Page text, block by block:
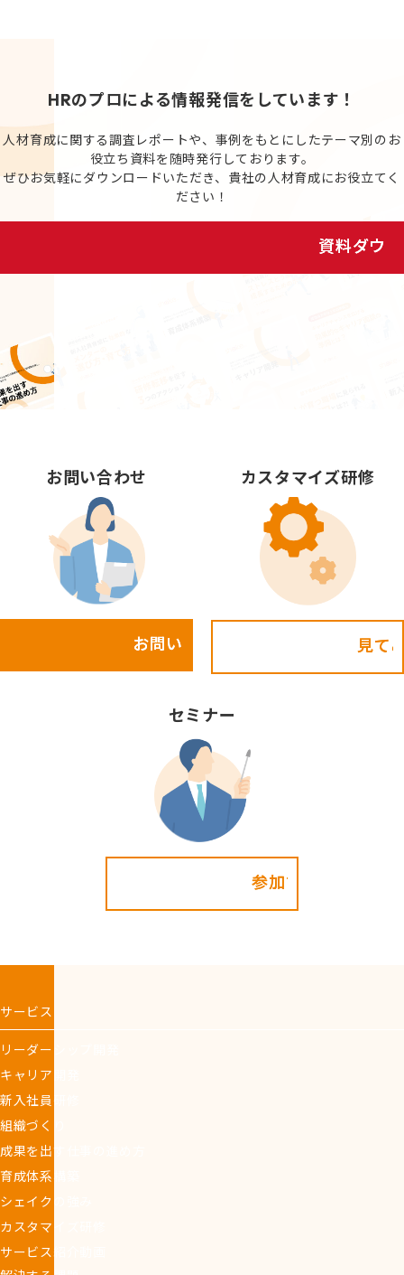
HRのプロによる情報発信をしています！
人材育成に関する調査レポートや、事例をもとにしたテーマ別のお
役立ち資料を随時発行しております。
ぜひお気軽にダウンロードいただき、貴社の人材育成にお役立てく
ださい！
お問い合わせ
お問い合わせ
カスタマイズ研修
セミナー
サービス
リーダーシップ開発
キャリア開発
新入社員研修
組織づくり
成果を出す仕事の進め方
育成体系構築
シェイクの強み
カスタマイズ研修
サービス紹介動画